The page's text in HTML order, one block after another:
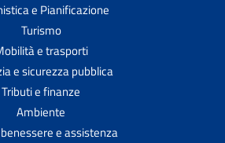
e Pianificazione
Turismo
e trasporti
e sicurezza pubblica
Tributi e finanze
Ambiente
e assistenza